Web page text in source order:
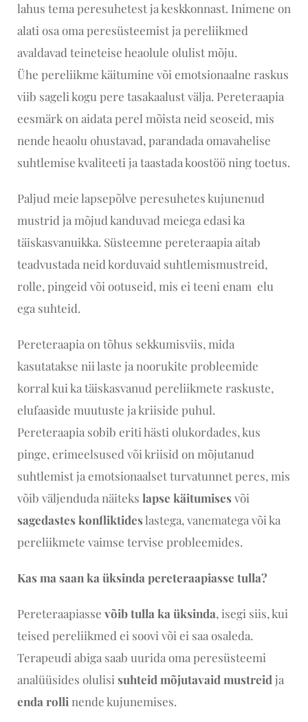
lahus tema peresuhetest ja keskkonnast. Inimene on
alati osa oma peresüsteemist ja pereliikmed
avaldavad teineteise heaolule olulist mõju.
Ühe pereliikme käitumine või emotsionaalne raskus
viib sageli kogu pere tasakaalust välja. Pereteraapia
eesmärk on aidata perel mõista neid seoseid, mis
nende heaolu ohustavad, parandada omavahelise
suhtlemise kvaliteeti ja taastada koostöö ning toetus.
Paljud meie lapsepõlve peresuhetes kujunenud
mustrid ja mõjud kanduvad meiega edasi ka
täiskasvanuikka. Süsteemne pereteraapia aitab
teadvustada neid korduvaid suhtlemismustreid,
rolle, pingeid või ootuseid, mis ei teeni enam elu
ega suhteid.
Pereteraapia on tõhus sekkumisviis, mida
kasutatakse nii laste ja noorukite probleemide
korral kui ka täiskasvanud pereliikmete raskuste,
elufaaside muutuste ja kriiside puhul.
Pereteraapia sobib eriti hästi olukordades, kus
pinge, erimeelsused või kriisid on mõjutanud
suhtlemist ja emotsionaalset turvatunnet peres, mis
võib väljenduda näiteks lapse käitumisesvõi
sagedastes konfliktideslastega, vanematega või ka
pereliikmete vaimse tervise probleemides.
Kas ma saan ka üksinda pereteraapiasse tulla?
Pereteraapiasse võib tulla ka üksinda, isegi siis, kui
teised pereliikmed ei soovi või ei saa osaleda.
Terapeudi abiga saab uurida oma peresüsteemi
analüüsides olulisi suhteid mõjutavaid mustreid ja
enda rolli nende kujunemises.